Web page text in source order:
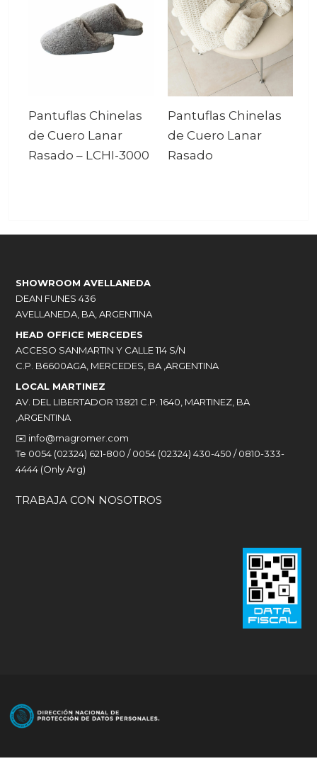
Pantuflas Chinelas
de Cuero Lanar
Rasado – LCHI-3000
Pantuflas Chinelas
de Cuero Lanar
Rasado
SHOWROOM AVELLANEDA
DEAN FUNES 436
AVELLANEDA, BA, ARGENTINA
HEAD OFFICE MERCEDES
ACCESO SANMARTIN Y CALLE 114 S/N
C.P. B6600AGA, MERCEDES, BA ,ARGENTINA
LOCAL MARTINEZ
AV. DEL LIBERTADOR 13821 C.P. 1640, MARTINEZ, BA
,ARGENTINA
✉️ info@magromer.com
Te 0054 (02324) 621-800 / 0054 (02324) 430-450 / 0810-333-
4444 (Only Arg)
TRABAJA CON NOSOTROS